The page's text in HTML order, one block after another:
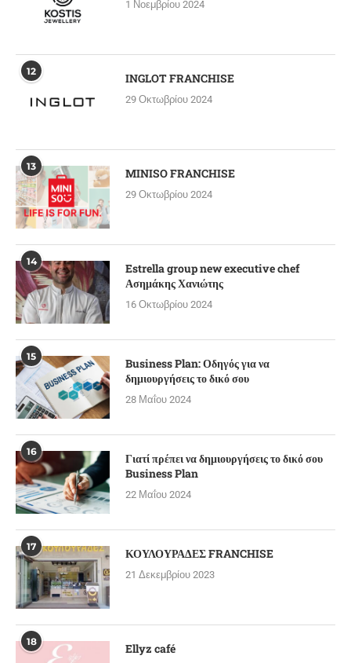
1 Νοεμβρίου 2024
12 INGLOT FRANCHISE
29 Οκτωβρίου 2024
13 MINISO FRANCHISE
29 Οκτωβρίου 2024
14
Estrella group new executive chef
Ασημάκης Χανιώτης
16 Οκτωβρίου 2024
15
Business Plan: Οδηγός για να
δημιουργήσεις το δικό σου
28 Μαΐου 2024
16
Γιατί πρέπει να δημιουργήσεις το δικό σου
Business Plan
22 Μαΐου 2024
17 ΚΟΥΛΟΥΡΑΔΕΣ FRANCHISE
21 Δεκεμβρίου 2023
18 Ellyz café